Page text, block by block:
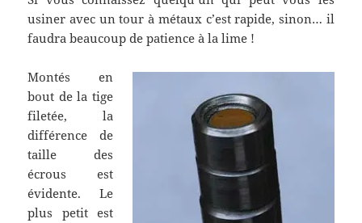
usiner avec un tour à métaux c’est rapide, sinon… il
faudra beaucoup de patience à la lime !
Montés en
bout de la tige
filetée, la
différence de
taille des
écrous est
évidente. Le
plus petit est